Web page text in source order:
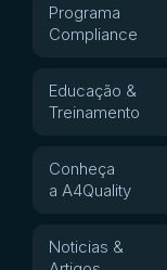
Programa
Compliance
Educação &
Treinamento
Conheça
a A4Quality
Noticias &